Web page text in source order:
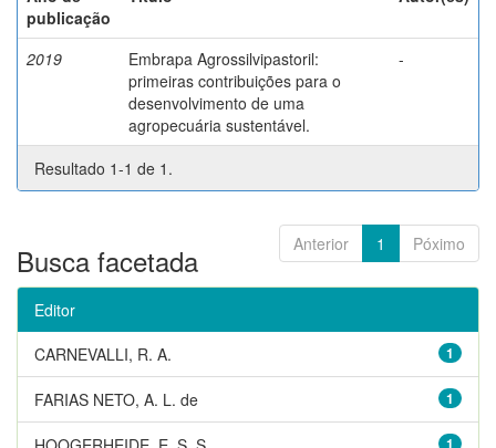
publicação
2019
Embrapa Agrossilvipastoril:
primeiras contribuições para o
desenvolvimento de uma
agropecuária sustentável.
-
Resultado 1-1 de 1.
Anterior 1 Póximo
Busca facetada
Editor
1
CARNEVALLI, R. A.
1
FARIAS NETO, A. L. de
1